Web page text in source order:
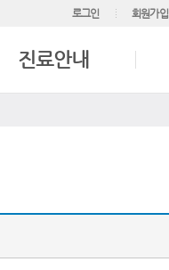
로그인 회원가입
진료안내